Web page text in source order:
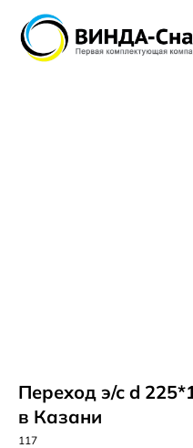
Переход э/с d
в Казани
117